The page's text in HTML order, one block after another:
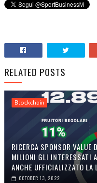
RELATED POSTS
Blockchain
RICERCA SPONSOR
MILIONI GLI INTERESSATI
ANCHE UFFICIALIZZATO LA
OCTOBER 13, 2022